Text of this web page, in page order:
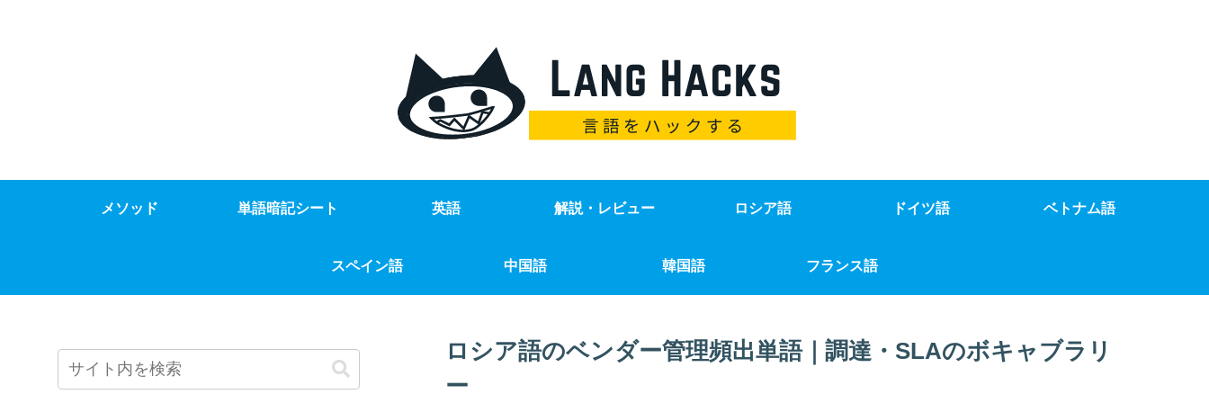
メソッド 単語暗記シート 英語 解説・レビュー ロシア語 ドイツ語 ベトナム語
スペイン語 中国語 韓国語 フランス語
ロシア語のベンダー管理頻出単語｜調達・SLAのボキャブラリ
ー